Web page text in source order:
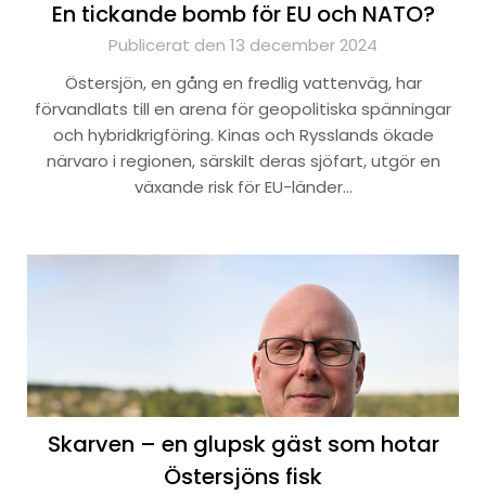
En tickande bomb för EU och NATO?
Publicerat den 13 december 2024
Östersjön, en gång en fredlig vattenväg, har
förvandlats till en arena för geopolitiska spänningar
och hybridkrigföring. Kinas och Rysslands ökade
närvaro i regionen, särskilt deras sjöfart, utgör en
växande risk för EU-länder…
Skarven – en glupsk gäst som hotar
Östersjöns fisk